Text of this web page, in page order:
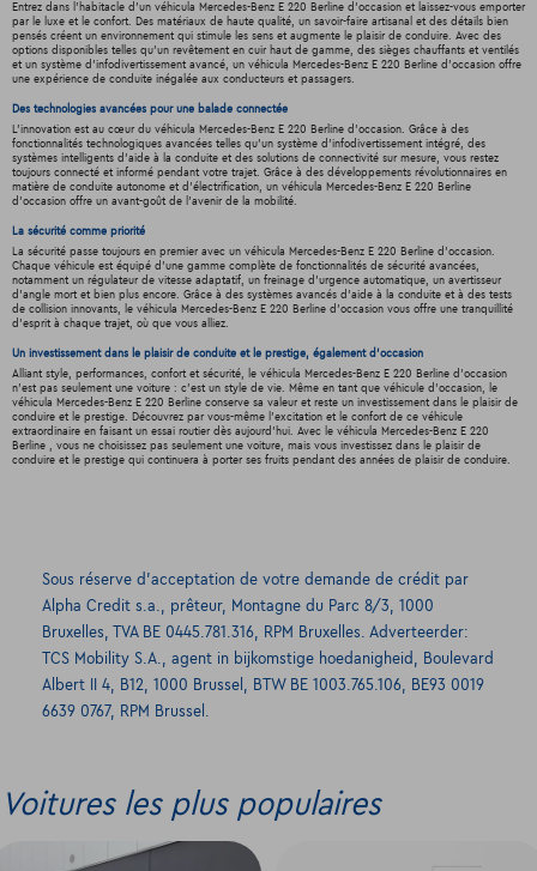
Entrez dans l'habitacle d'un véhicula Mercedes-Benz E 220 Berline d'occasion et laissez-vous emporter
par le luxe et le confort. Des matériaux de haute qualité, un savoir-faire artisanal et des détails bien
pensés créent un environnement qui stimule les sens et augmente le plaisir de conduire. Avec des
options disponibles telles qu'un revêtement en cuir haut de gamme, des sièges chauffants et ventilés
et un système d'infodivertissement avancé, un véhicula Mercedes-Benz E 220 Berline d'occasion offre
une expérience de conduite inégalée aux conducteurs et passagers.
Des technologies avancées pour une balade connectée
L'innovation est au cœur du véhicula Mercedes-Benz E 220 Berline d'occasion. Grâce à des
fonctionnalités technologiques avancées telles qu'un système d'infodivertissement intégré, des
systèmes intelligents d'aide à la conduite et des solutions de connectivité sur mesure, vous restez
toujours connecté et informé pendant votre trajet. Grâce à des développements révolutionnaires en
matière de conduite autonome et d'électrification, un véhicula Mercedes-Benz E 220 Berline
d'occasion offre un avant-goût de l'avenir de la mobilité.
La sécurité comme priorité
La sécurité passe toujours en premier avec un véhicula Mercedes-Benz E 220 Berline d'occasion.
Chaque véhicule est équipé d'une gamme complète de fonctionnalités de sécurité avancées,
notamment un régulateur de vitesse adaptatif, un freinage d'urgence automatique, un avertisseur
d'angle mort et bien plus encore. Grâce à des systèmes avancés d'aide à la conduite et à des tests
de collision innovants, le véhicula Mercedes-Benz E 220 Berline d'occasion vous offre une tranquillité
d'esprit à chaque trajet, où que vous alliez.
Un investissement dans le plaisir de conduite et le prestige, également d'occasion
Alliant style, performances, confort et sécurité, le véhicula Mercedes-Benz E 220 Berline d'occasion
n'est pas seulement une voiture : c'est un style de vie. Même en tant que véhicule d'occasion, le
véhicula Mercedes-Benz E 220 Berline conserve sa valeur et reste un investissement dans le plaisir de
conduire et le prestige. Découvrez par vous-même l'excitation et le confort de ce véhicule
extraordinaire en faisant un essai routier dès aujourd'hui. Avec le véhicula Mercedes-Benz E 220
Berline , vous ne choisissez pas seulement une voiture, mais vous investissez dans le plaisir de
conduire et le prestige qui continuera à porter ses fruits pendant des années de plaisir de conduire.
Sous réserve d’acceptation de votre demande de crédit par
Alpha Credit s.a., prêteur, Montagne du Parc 8/3, 1000
Bruxelles, TVA BE 0445.781.316, RPM Bruxelles. Adverteerder:
TCS Mobility S.A., agent in bijkomstige hoedanigheid, Boulevard
Albert II 4, B12, 1000 Brussel, BTW BE 1003.765.106, BE93 0019
6639 0767, RPM Brussel.
Voitures les plus populaires